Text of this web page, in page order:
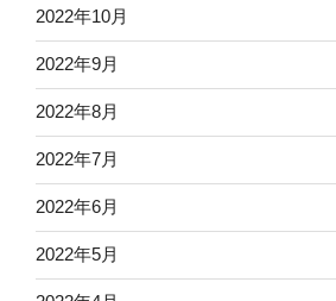
2022年10月
2022年9月
2022年8月
2022年7月
2022年6月
2022年5月